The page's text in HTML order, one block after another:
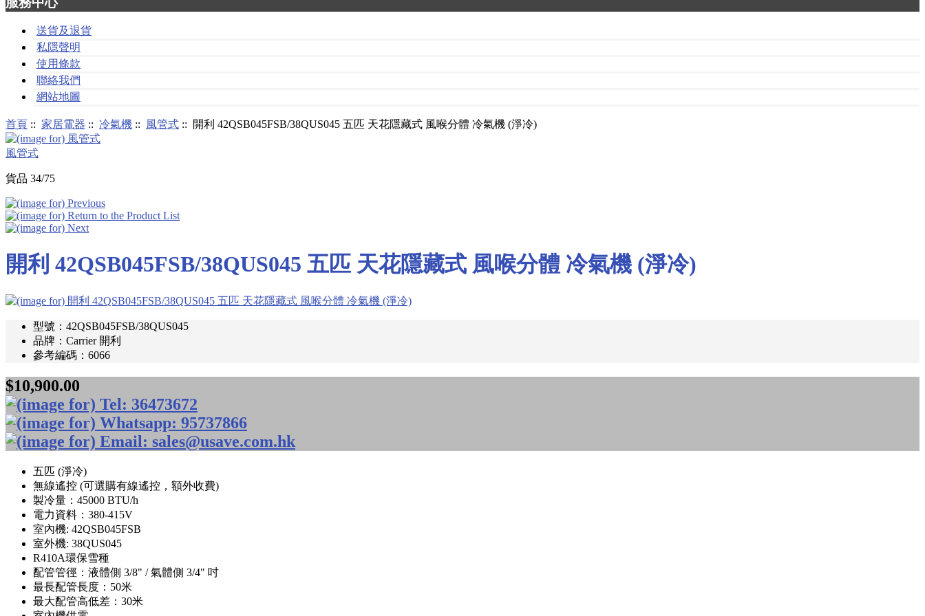
送貨及退貨
私隱聲明
使用條款
聯絡我們
網站地圖
首頁 :: 家居電器 :: 冷氣機 :: 風管式 :: 開利 42QSB045FSB/38QUS045 五匹 天花隱藏式 風喉分體 冷氣機 (淨冷)
風管式
貨品 34/75
開利 42QSB045FSB/38QUS045 五匹 天花隱藏式 風喉分體 冷氣機 (淨冷)
型號：42QSB045FSB/38QUS045
品牌：Carrier 開利
參考編碼：6066
$10,900.00
五匹 (淨冷)
無線遙控 (可選購有線遙控，額外收費)
製冷量：45000 BTU/h
電力資料：380-415V
室內機: 42QSB045FSB
室外機: 38QUS045
R410A環保雪種
配管管徑：液體側 3/8" / 氣體側 3/4" 吋
最長配管長度：50米
最大配管高低差：30米